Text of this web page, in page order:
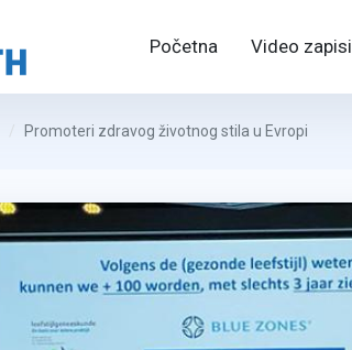
Početna Video zapisi
Promoteri zdravog životnog stila u Evropi